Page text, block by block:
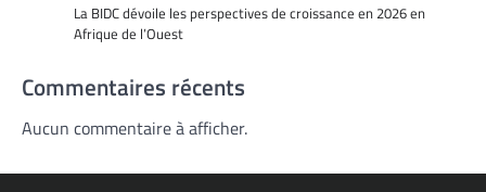
La BIDC dévoile les perspectives de croissance en 2026 en
Afrique de l’Ouest
Commentaires récents
Aucun commentaire à afficher.